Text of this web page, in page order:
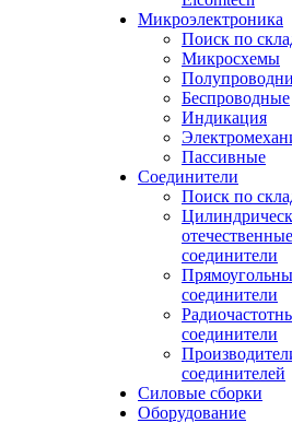
Микроэлектроника
Поиск по
Микросхемы
Беспроводные
Индикация
Пассивные
Cоединители
Поиск по
отечественные
соединители
соединители
соединители
соединителей
Силовые сборки
Оборудование